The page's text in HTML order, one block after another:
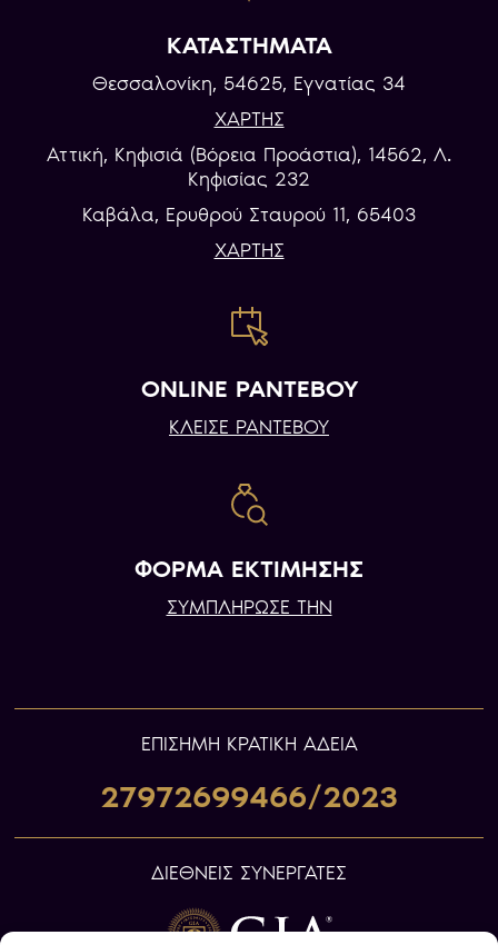
ΚΑΤΑΣΤΗΜΑΤΑ
Θεσσαλονίκη, 54625, Εγνατίας 34
ΧΑΡΤΗΣ
Αττική, Κηφισιά (Βόρεια Προάστια), 14562, Λ.
Κηφισίας 232
Καβάλα, Eρυθρού Σταυρού 11, 65403
ΧΑΡΤΗΣ
ONLINE ΡΑΝΤΕΒΟΥ
ΚΛΕΙΣΕ ΡΑΝΤΕΒΟΥ
ΦΟΡΜΑ ΕΚΤΙΜΗΣΗΣ
ΣΥΜΠΛΗΡΩΣΕ ΤΗΝ
ΕΠIΣΗΜΗ ΚΡΑΤΙΚΗ ΑΔΕΙΑ
27972699466/2023
ΔΙΕΘΝΕΙΣ ΣΥΝΕΡΓΑΤΕΣ